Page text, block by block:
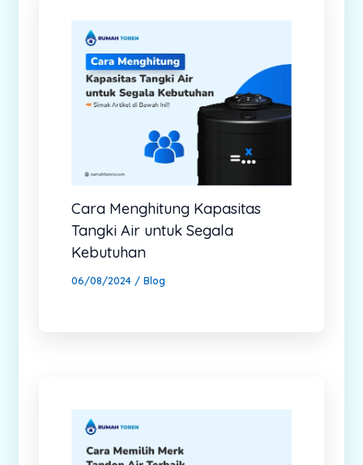
Cara Menghitung Kapasitas
Tangki Air untuk Segala
Kebutuhan
06/08/2024 / Blog